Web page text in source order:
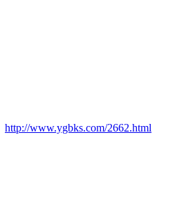
http://www.ygbks.com/2662.html